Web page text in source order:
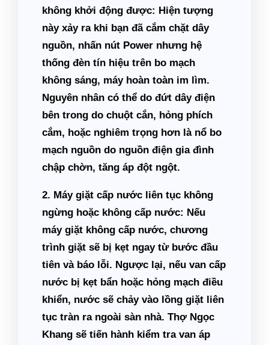
không khởi động được: Hiện tượng
này xảy ra khi bạn đã cắm chặt dây
nguồn, nhấn nút Power nhưng hệ
thống đèn tín hiệu trên bo mạch
không sáng, máy hoàn toàn im lìm.
Nguyên nhân có thể do đứt dây điện
bên trong do chuột cắn, hỏng phích
cắm, hoặc nghiêm trọng hơn là nổ bo
mạch nguồn do nguồn điện gia đình
chập chờn, tăng áp đột ngột.
2. Máy giặt cấp nước liên tục không
ngừng hoặc không cấp nước: Nếu
máy giặt không cấp nước, chương
trình giặt sẽ bị kẹt ngay từ bước đầu
tiên và báo lỗi. Ngược lại, nếu van cấp
nước bị kẹt bẩn hoặc hỏng mạch điều
khiển, nước sẽ chảy vào lồng giặt liên
tục tràn ra ngoài sàn nhà. Thợ Ngọc
Khang sẽ tiến hành kiểm tra van áp